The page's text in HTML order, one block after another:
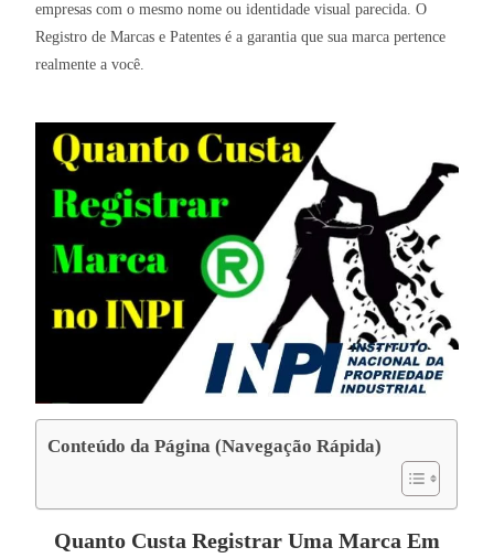
empresas com o mesmo nome ou identidade visual parecida. O
Registro de Marcas e Patentes é a garantia que sua marca pertence
realmente a você.
Conteúdo da Página (Navegação Rápida)
Quanto Custa Registrar Uma Marca Em